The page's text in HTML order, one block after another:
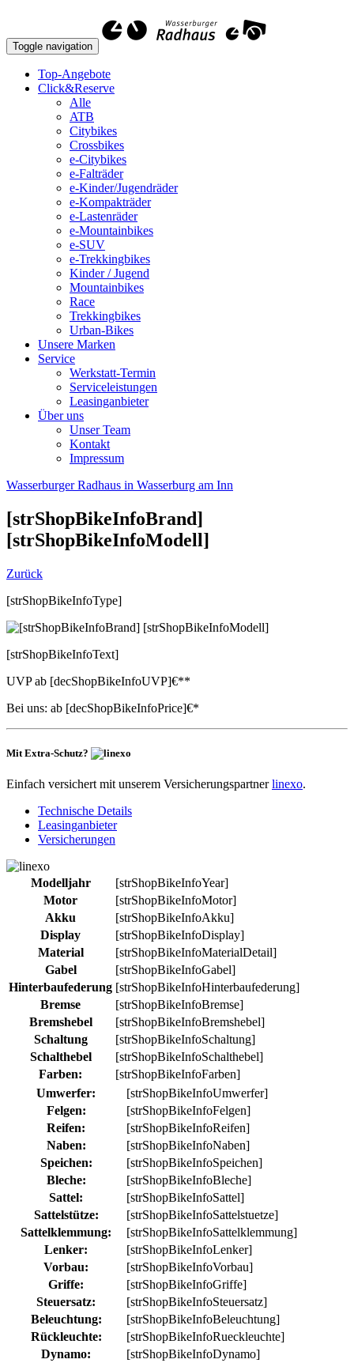
Toggle navigation
Top-Angebote
Click&Reserve
Alle
ATB
Citybikes
Crossbikes
e-Citybikes
e-Falträder
e-Kinder/Jugendräder
e-Kompakträder
e-Lastenräder
e-Mountainbikes
e-SUV
e-Trekkingbikes
Kinder / Jugend
Mountainbikes
Race
Trekkingbikes
Urban-Bikes
Unsere Marken
Service
Werkstatt-Termin
Serviceleistungen
Leasinganbieter
Über uns
Unser Team
Kontakt
Impressum
Wasserburger Radhaus in Wasserburg am Inn
[strShopBikeInfoBrand]
[strShopBikeInfoModell]
Zurück
[strShopBikeInfoType]
[strShopBikeInfoText]
UVP ab [decShopBikeInfoUVP]€**
Bei uns: ab [decShopBikeInfoPrice]€*
Mit Extra-Schutz?
Einfach versichert mit unserem Versicherungspartnerlinexo.
Technische Details
Leasinganbieter
Versicherungen
Modelljahr
[strShopBikeInfoYear]
Motor
[strShopBikeInfoMotor]
Akku
[strShopBikeInfoAkku]
Display
[strShopBikeInfoDisplay]
Material
[strShopBikeInfoMaterialDetail]
Gabel
[strShopBikeInfoGabel]
Hinterbaufederung [strShopBikeInfoHinterbaufederung]
Bremse
[strShopBikeInfoBremse]
Bremshebel
[strShopBikeInfoBremshebel]
Schaltung
[strShopBikeInfoSchaltung]
Schalthebel
[strShopBikeInfoSchalthebel]
Farben:
[strShopBikeInfoFarben]
Umwerfer:
[strShopBikeInfoUmwerfer]
Felgen:
[strShopBikeInfoFelgen]
Reifen:
[strShopBikeInfoReifen]
Naben:
[strShopBikeInfoNaben]
Speichen:
[strShopBikeInfoSpeichen]
Bleche:
[strShopBikeInfoBleche]
Sattel:
[strShopBikeInfoSattel]
Sattelstütze:
[strShopBikeInfoSattelstuetze]
Sattelklemmung:
[strShopBikeInfoSattelklemmung]
Lenker:
[strShopBikeInfoLenker]
Vorbau:
[strShopBikeInfoVorbau]
Griffe:
[strShopBikeInfoGriffe]
Steuersatz:
[strShopBikeInfoSteuersatz]
Beleuchtung:
[strShopBikeInfoBeleuchtung]
Rückleuchte:
[strShopBikeInfoRueckleuchte]
Dynamo:
[strShopBikeInfoDynamo]